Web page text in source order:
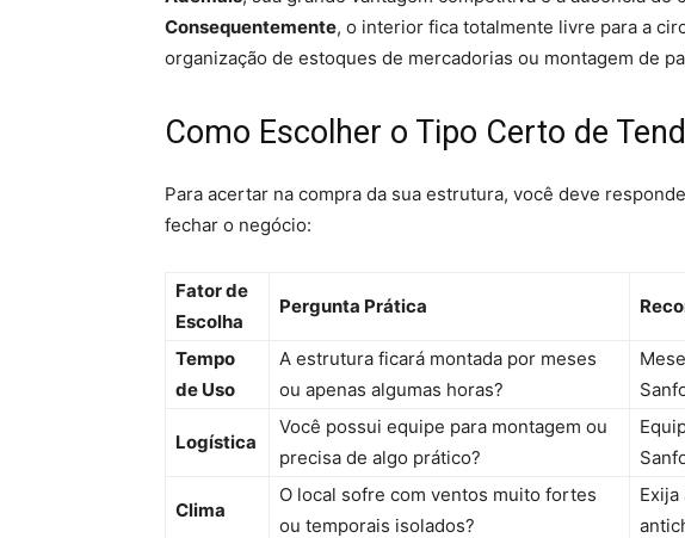
Consequentemente, o interior fica totalmente livre para a
organização de estoques de mercadorias ou montagem de
Como Escolher o Tipo Certo de
Para acertar na compra da sua estrutura, você deve
fechar o negócio:
Fator de
Escolha
Pergunta Prática
Tempo
de Uso
A estrutura ficará montada por meses
ou apenas algumas horas?
Logística
Você possui equipe para montagem ou
precisa de algo prático?
Clima
O local sofre com ventos muito fortes
ou temporais isolados?